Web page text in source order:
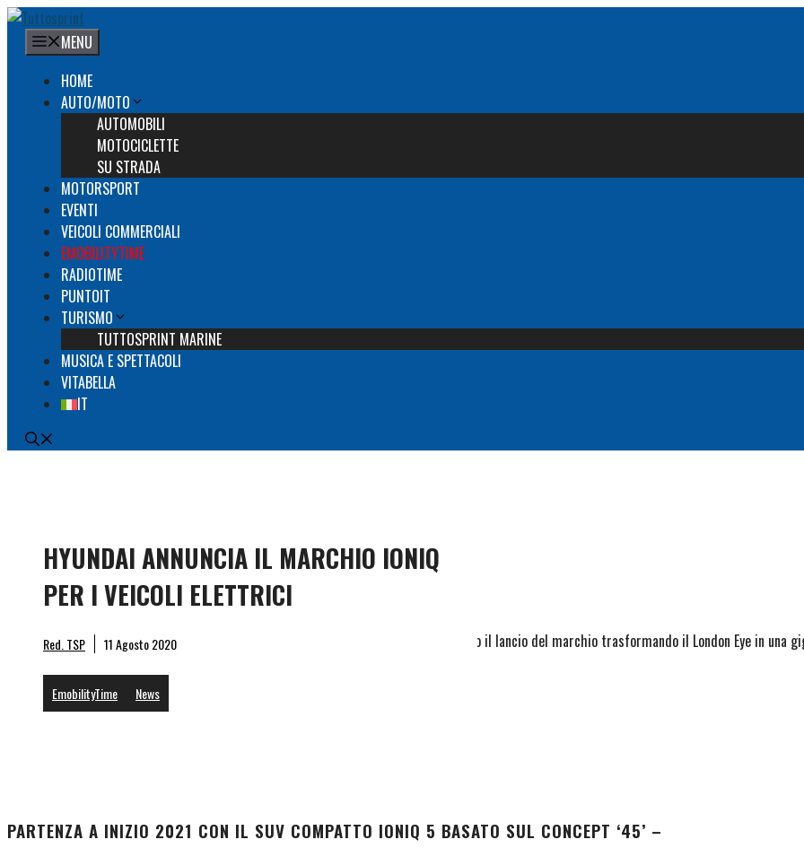
Vai
contenuto
MENU
HOME
AUTO/MOTO
AUTOMOBILI
MOTOCICLETTE
SU STRADA
MOTORSPORT
EVENTI
VEICOLI COMMERCIALI
EMOBILITYTIME
RADIOTIME
PUNTOIT
TURISMO
TUTTOSPRINT MARINE
MUSICA E SPETTACOLI
VITABELLA
IT
HYUNDAI ANNUNCIA IL MARCHIO IONIQ
PER I VEICOLI ELETTRICI
Red. TSP 11 Agosto 2020
EmobilityTime News
Hyundai ha celebrato il lancio del marchio trasformando il London Eye in
PARTENZA A INIZIO 2021 CON IL SUV COMPATTO IONIQ 5 BASATO SUL CONCEPT ‘45’ –